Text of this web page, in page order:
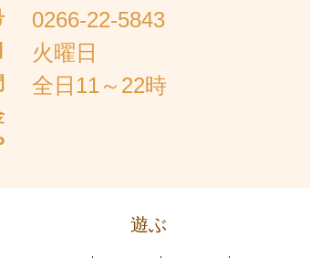
0266-22-5843
火曜日
全日11～22時
遊ぶ